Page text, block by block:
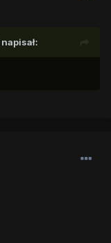
napisał: